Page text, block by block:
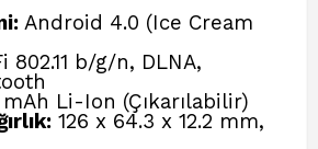
Android 4.0 (Ice Cream
802.11 b/g/n, DLNA,
mAh Li-Ion (Çıkarılabilir)
126 x 64.3 x 12.2 mm,